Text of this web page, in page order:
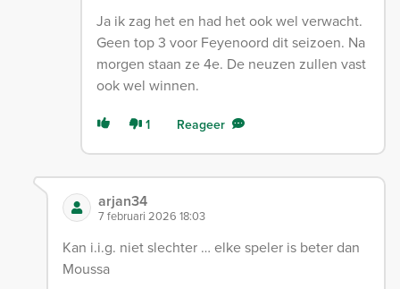
Ja ik zag het en had het ook wel verwacht.
Geen top 3 voor Feyenoord dit seizoen. Na
morgen staan ze 4e. De neuzen zullen vast
ook wel winnen.
1 Reageer
arjan34
7 februari 2026 18:03
Kan i.i.g. niet slechter … elke speler is beter dan
Moussa